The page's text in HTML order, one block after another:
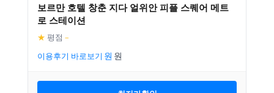
보르만 호텔 창춘 지다 얼위안 피플 스퀘어 메트
로 스테이션
★ 평점 –
이용후기 바로보기